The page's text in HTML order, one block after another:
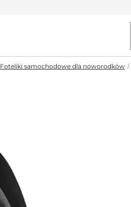
Foteliki samochodowe dla noworodków